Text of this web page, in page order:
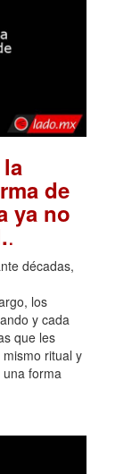
de
ya no
.
décadas,
los
y cada
que les
ritual y
una forma